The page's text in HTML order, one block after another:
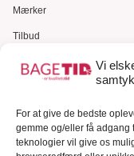
Vi
For at give de bedste
gemme og/eller få adgang
teknologier vil give os
Mærker
Tilbud
Gavekort
Kundeservice
Kundeservice
FAQ – Ofte stillede